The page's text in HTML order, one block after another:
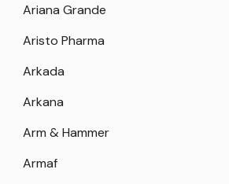
Ariana Grande
Aristo Pharma
Arkada
Arkana
Arm & Hammer
Armaf